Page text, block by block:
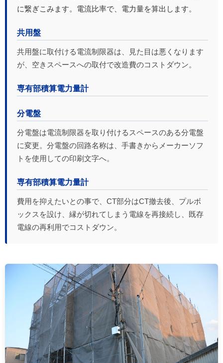
に繋ぎこみます。電流比率で、電力量を算出します。
共用盤
共用盤に取付ける電流制限器は、見た目は悪くなります
が、空きスペースへの取付で改造費のコストダウン。
専有部積算電力量計
分電盤
分電盤は電流制限器を取り付けるスペースのある分電盤
に変更。分電盤の回路名称は、手書きからメーカーソフ
トを使用しての印刷文字へ。
専有部積算電力量計
費用を抑えたいとの事で、CT部分はCT撤去後、プルボ
ックスを設け、縁が切れてしまう電線を再接続し、既存
電線の再利用でコストダウン。